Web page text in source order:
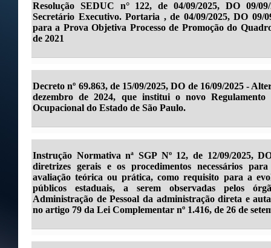
Resolução SEDUC n° 122, de 04/09/2025, DO 09/
Secretário Executivo. Portaria , de 04/09/2025, DO 09/
para a Prova Objetiva Processo de Promoção do
de 2021
Decreto nº 69.863, de 15/09/2025, DO de 16/09/2025 -
dezembro de 2024, que institui o novo Regulamento
Ocupacional do Estado de São Paulo.
Instrução Normativa nª SGP Nº 12, de 12/09/2025,
diretrizes gerais e os procedimentos necessários
avaliação teórica ou prática, como requisito para a
públicos estaduais, a serem observadas pelos
Administração de Pessoal da administração direta e
no artigo 79 da Lei Complementar nº 1.416, de 26 de